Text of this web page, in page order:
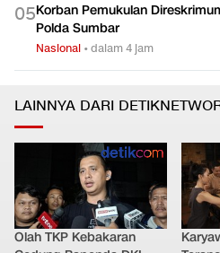
05Korban Pemukulan
Polda Sumbar
Nasional •dalam 4 jam
LAINNYA DARI
Olah TKP Kebakaran